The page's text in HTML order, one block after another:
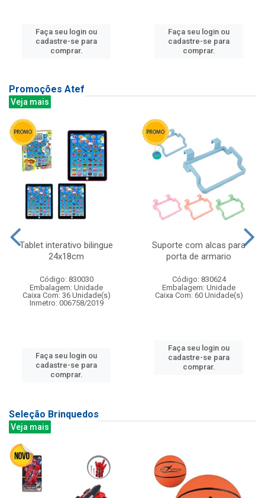
Faça seu login ou
cadastre-se para
comprar.
Faça seu login ou
cadastre-se para
comprar.
Promoções Atef
Veja mais
Tablet interativo bilingue
24x18cm
Código: 830030
Embalagem: Unidade
Caixa Com: 36 Unidade(s)
Inmetro: 006758/2019
Faça seu login ou
cadastre-se para
comprar.
Suporte com alcas para
porta de armario
Código: 830624
Embalagem: Unidade
Caixa Com: 60 Unidade(s)
Faça seu login ou
cadastre-se para
comprar.
Seleção Brinquedos
Veja mais